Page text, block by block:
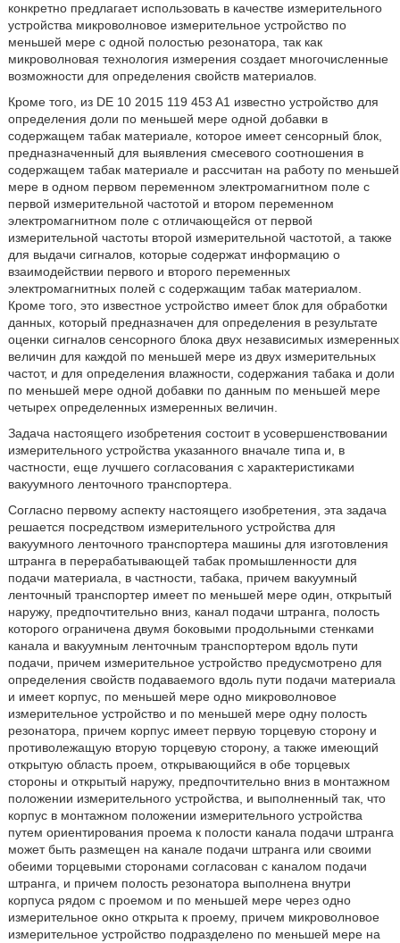
конкретно предлагает использовать в качестве измерительного
устройства микроволновое измерительное устройство по
меньшей мере с одной полостью резонатора, так как
микроволновая технология измерения создает многочисленные
возможности для определения свойств материалов.
Кроме того, из DE 10 2015 119 453 A1 известно устройство для
определения доли по меньшей мере одной добавки в
содержащем табак материале, которое имеет сенсорный блок,
предназначенный для выявления смесевого соотношения в
содержащем табак материале и рассчитан на работу по меньшей
мере в одном первом переменном электромагнитном поле с
первой измерительной частотой и втором переменном
электромагнитном поле с отличающейся от первой
измерительной частоты второй измерительной частотой, а также
для выдачи сигналов, которые содержат информацию о
взаимодействии первого и второго переменных
электромагнитных полей с содержащим табак материалом.
Кроме того, это известное устройство имеет блок для обработки
данных, который предназначен для определения в результате
оценки сигналов сенсорного блока двух независимых измеренных
величин для каждой по меньшей мере из двух измерительных
частот, и для определения влажности, содержания табака и доли
по меньшей мере одной добавки по данным по меньшей мере
четырех определенных измеренных величин.
Задача настоящего изобретения состоит в усовершенствовании
измерительного устройства указанного вначале типа и, в
частности, еще лучшего согласования с характеристиками
вакуумного ленточного транспортера.
Согласно первому аспекту настоящего изобретения, эта задача
решается посредством измерительного устройства для
вакуумного ленточного транспортера машины для изготовления
штранга в перерабатывающей табак промышленности для
подачи материала, в частности, табака, причем вакуумный
ленточный транспортер имеет по меньшей мере один, открытый
наружу, предпочтительно вниз, канал подачи штранга, полость
которого ограничена двумя боковыми продольными стенками
канала и вакуумным ленточным транспортером вдоль пути
подачи, причем измерительное устройство предусмотрено для
определения свойств подаваемого вдоль пути подачи материала
и имеет корпус, по меньшей мере одно микроволновое
измерительное устройство и по меньшей мере одну полость
резонатора, причем корпус имеет первую торцевую сторону и
противолежащую вторую торцевую сторону, а также имеющий
открытую область проем, открывающийся в обе торцевых
стороны и открытый наружу, предпочтительно вниз в монтажном
положении измерительного устройства, и выполненный так, что
корпус в монтажном положении измерительного устройства
путем ориентирования проема к полости канала подачи штранга
может быть размещен на канале подачи штранга или своими
обеими торцевыми сторонами согласован с каналом подачи
штранга, и причем полость резонатора выполнена внутри
корпуса рядом с проемом и по меньшей мере через одно
измерительное окно открыта к проему, причем микроволновое
измерительное устройство подразделено по меньшей мере на